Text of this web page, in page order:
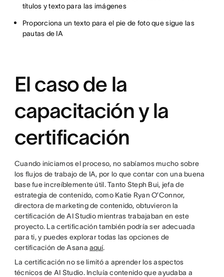
títulos y texto para las imágenes
Proporciona un texto para el pie de foto que sigue las
pautas de IA
El caso de la
capacitación y la
certificación
Cuando iniciamos el proceso, no sabíamos mucho sobre
los flujos de trabajo de IA, por lo que contar con una buena
base fue increíblemente útil. Tanto Steph Bui, jefa de
estrategia de contenido, como Katie Ryan O’Connor,
directora de marketing de contenido, obtuvieron la
certificación de AI Studio mientras trabajaban en este
proyecto. La certificación también podría ser adecuada
para ti, y puedes explorar todas las opciones de
certificación de Asanaaquí.
La certificación no se limitó a aprender los aspectos
técnicos de AI Studio. Incluía contenido que ayudaba a